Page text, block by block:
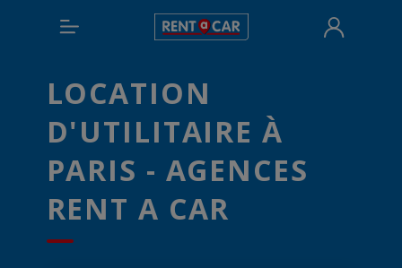
LOCATION
D'UTILITAIRE À
PARIS - AGENCES
RENT A CAR